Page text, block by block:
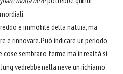
e immobile della natura, ma
e rinnovare. Può indicare un periodo
sembrano ferme ma in realtà si
vedrebbe nella neve un richiamo